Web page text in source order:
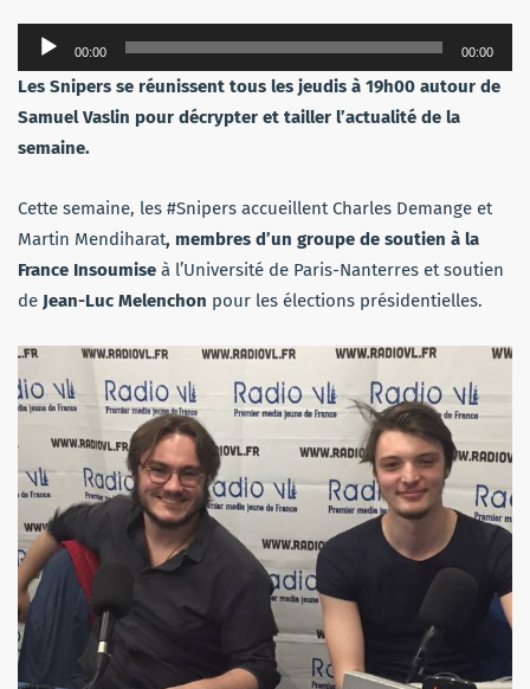
Lecteur
audio
00:00 00:00
Les Snipers se réunissent tous les jeudis à 19h00 autour de
Samuel Vaslin pour décrypter et tailler l’actualité de la
semaine.
Cette semaine, les #Snipers accueillent Charles Demange et
Martin Mendiharat, membres d’un groupe de soutien à la
France Insoumise à l’Université de Paris-Nanterres et soutien
de Jean-Luc Melenchon pour les élections présidentielles.